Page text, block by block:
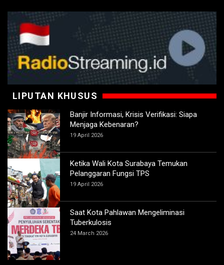
LIPUTAN KHUSUS
Banjir Informasi, Krisis Verifikasi: Siapa
Menjaga Kebenaran?
19 April 2026
Ketika Wali Kota Surabaya Temukan
Pelanggaran Fungsi TPS
19 April 2026
Saat Kota Pahlawan Mengeliminasi
Tuberkulosis
24 March 2026